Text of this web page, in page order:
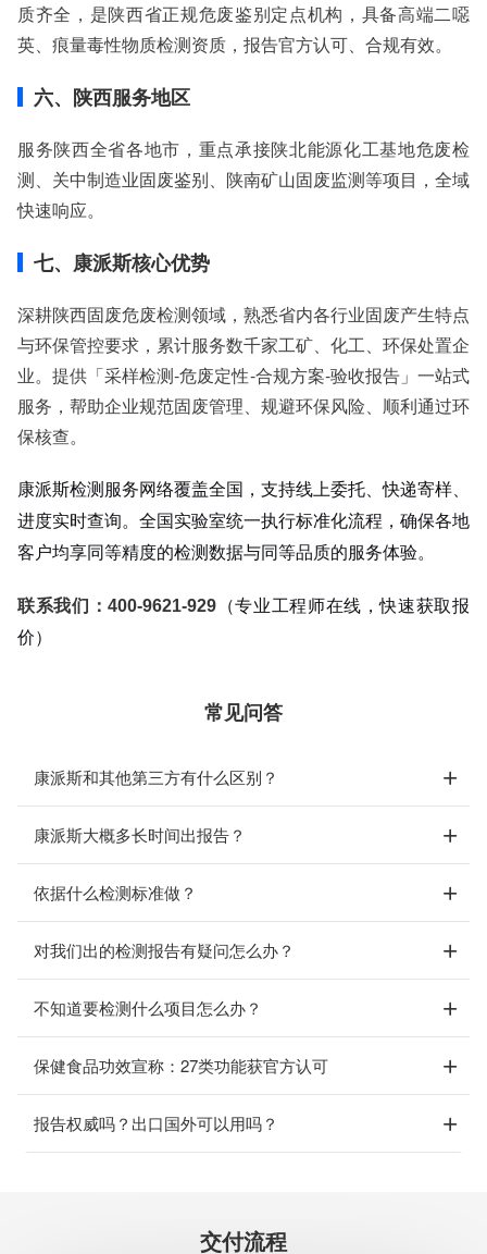
质齐全，是陕西省正规危废鉴别定点机构，具备高端二噁
英、痕量毒性物质检测资质，报告官方认可、合规有效。
六、陕西服务地区
服务陕西全省各地市，重点承接陕北能源化工基地危废检
测、关中制造业固废鉴别、陕南矿山固废监测等项目，全域
快速响应。
七、康派斯核心优势
深耕陕西固废危废检测领域，熟悉省内各行业固废产生特点
与环保管控要求，累计服务数千家工矿、化工、环保处置企
业。提供「采样检测-危废定性-合规方案-验收报告」一站式
服务，帮助企业规范固废管理、规避环保风险、顺利通过环
保核查。
康派斯检测服务网络覆盖全国，支持线上委托、快递寄样、
进度实时查询。全国实验室统一执行标准化流程，确保各地
客户均享同等精度的检测数据与同等品质的服务体验。
联系我们：400-9621-929 （专业工程师在线，快速获取报
价）
常见问答
康派斯和其他第三方有什么区别？
康派斯大概多长时间出报告？
依据什么检测标准做？
对我们出的检测报告有疑问怎么办？
不知道要检测什么项目怎么办？
保健食品功效宣称：27类功能获官方认可
报告权威吗？出口国外可以用吗？
交付流程